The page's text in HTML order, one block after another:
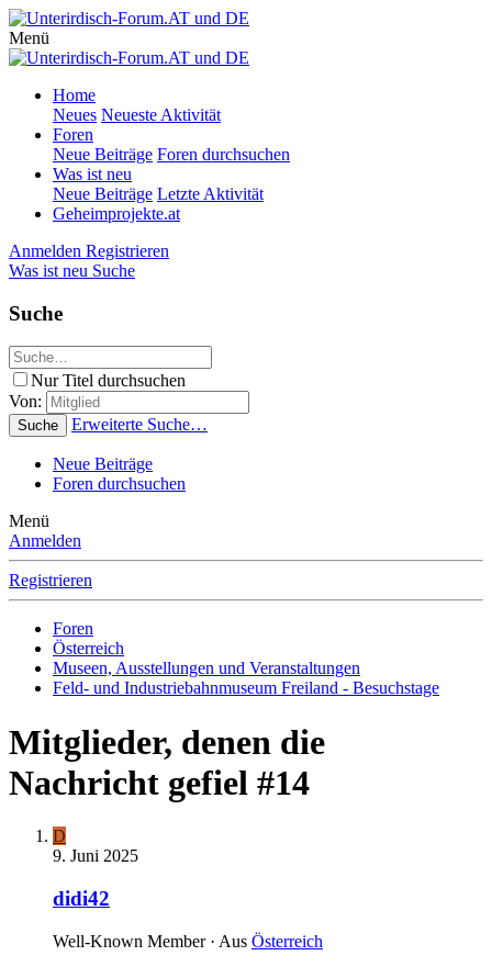
Menü
Home
Neues Neueste Aktivität
Foren
Neue Beiträge Foren durchsuchen
Was ist neu
Neue Beiträge Letzte Aktivität
Geheimprojekte.at
Anmelden Registrieren
Was ist neu Suche
Suche
Nur Titel durchsuchen
Von:
Suche Erweiterte Suche…
Neue Beiträge
Foren durchsuchen
Menü
Anmelden
Registrieren
Foren
Österreich
Museen, Ausstellungen und Veranstaltungen
Feld- und Industriebahnmuseum Freiland - Besuchstage
Mitglieder, denen die
Nachricht gefiel #14
D
9. Juni 2025
didi42
Well-Known Member · Aus Österreich